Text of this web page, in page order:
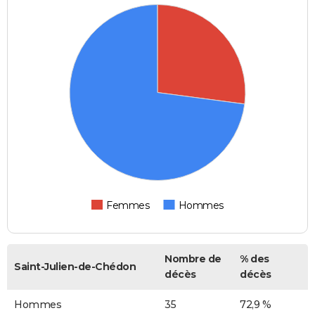
Femmes Hommes
Saint-Julien-de-Chédon
Nombre de
décès
% des
décès
Hommes 35 72,9 %